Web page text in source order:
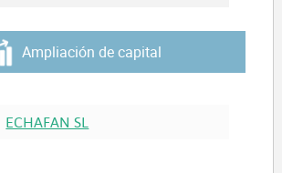
Ampliación de capital
ECHAFAN SL